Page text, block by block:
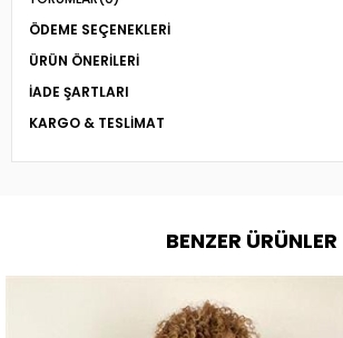
ÖDEME SEÇENEKLERI
ÜRÜN ÖNERILERI
İADE ŞARTLARI
KARGO & TESLIMAT
BENZER ÜRÜNLER